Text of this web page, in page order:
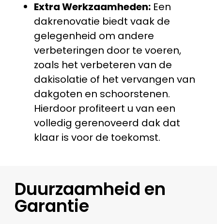
Extra Werkzaamheden: Een
dakrenovatie biedt vaak de
gelegenheid om andere
verbeteringen door te voeren,
zoals het verbeteren van de
dakisolatie of het vervangen van
dakgoten en schoorstenen.
Hierdoor profiteert u van een
volledig gerenoveerd dak dat
klaar is voor de toekomst.
Duurzaamheid en
Garantie